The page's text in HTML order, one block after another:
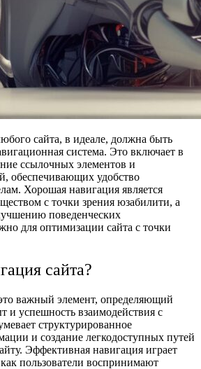
сайта, в идеале, должна быть
система. Это включает в
ссылочных элементов и
обеспечивающих удобство
Хорошая навигация является
с точки зрения юзабилити, а
поведенческих
для оптимизации сайта с точки
сайта?
важный элемент, определяющий
и успешность взаимодействия с
структурированное
и создание легкодоступных путей
Эффективная навигация играет
пользователи воспринимают